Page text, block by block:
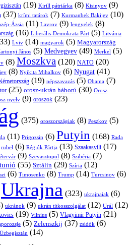
(19) Kirill pátriárka (8) Kisinyov (9)
(37) krími tatárok (7) Kurmanbek Bakijev (10)
Ázsia (11) Lavrov (9) lengyelek (8)
(16) Liberális-Demokrata Párt (5) Litvánia
Lviv (14) magyarok (5) Magyarország
János (5) Medvegyev (49) Merkel (5)
(8) Moszkva (120) NATO (20)
(8) Nyikita Mihalkov (6) Nyugat (41)
(19) népszavazás (5) Obama (7)
(25) orosz-ukrán háború (30) Orosz
nyelv (9) oroszok (23)
(375) oroszországiak (8) Peszkov (5)
(11) Prigozsin (6) Putyin (168) Rada
rubel (6) Régiók Pártja (13) Szaakasvili (17)
(9) Szevasztopol (8) Szibéria (7)
(55) Sztálin (29) Szíria (12)
(6) Timosenko (8) Trump (14) Turcsinov (6)
Ukrajna (323) ukrajnaiak (6)
ukránok (9) ukrán titkosszolgálat (12) Urál (12)
(19) Vilnius (5) Vlagyimir Putyin (21)
(5) Zelenszkij (37) zsidók (6)
Üzbegisztán (14)